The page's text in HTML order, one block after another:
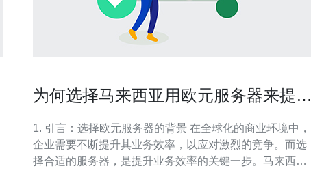
为何选择马来西亚用欧元服务器来提升
1. 引言：选择欧元服务器的背景 在全球化的商业环境中，
企业需要不断提升其业务效率，以应对激烈的竞争。而选
择合适的服务器，是提升业务效率的关键一步。马来西亚